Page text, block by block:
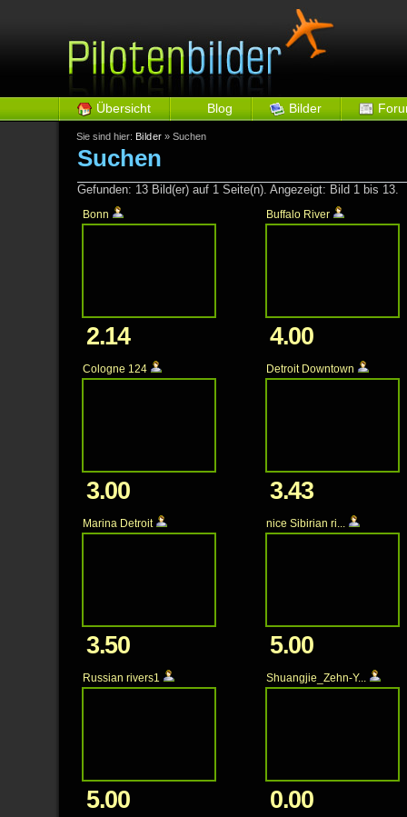
Übersicht Blog Bilder
Sie sind hier: Bilder » Suchen
Suchen
Gefunden: 13 Bild(er) auf 1 Seite(n). Angezeigt: Bild 1 bis 13.
Bonn
2.14
Buffalo River
4.00
Cologne 124
3.00
Detroit Downtown
3.43
Marina Detroit
3.50
nice Sibirian ri...
5.00
Russian rivers1
5.00
Shuangjie_Zehn-Y...
0.00